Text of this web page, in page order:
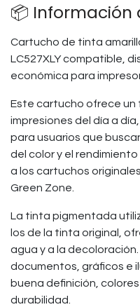
📦 Información
Cartucho de tinta
LC527XLY compatible,
económica para
Este cartucho ofrece
impresiones del día a
para usuarios que
del color y el
a los cartuchos
Green Zone.
La tinta pigmentada
los de la tinta original,
agua y a la
documentos, gráficos e
buena definición,
durabilidad.